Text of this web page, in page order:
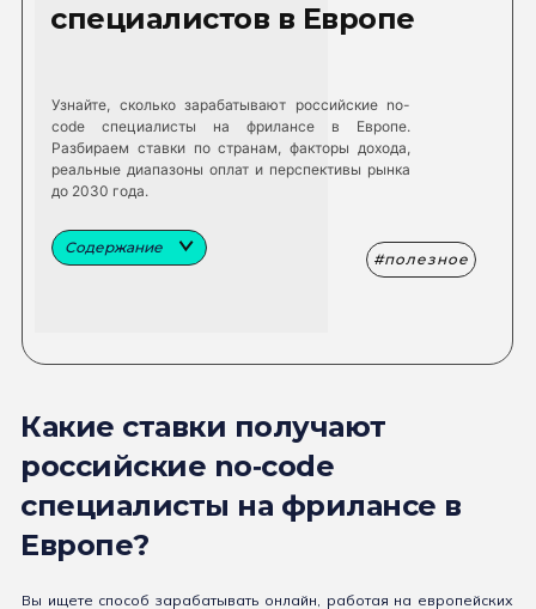
специалистов в Европе
Узнайте, сколько зарабатывают российские no-
code специалисты на фрилансе в Европе.
Разбираем ставки по странам, факторы дохода,
реальные диапазоны оплат и перспективы рынка
до 2030 года.
Содержание
полезное
Какие ставки получают
российские no‑code
специалисты на фрилансе в
Европе?
Вы ищете способ зарабатывать онлайн, работая на европейских